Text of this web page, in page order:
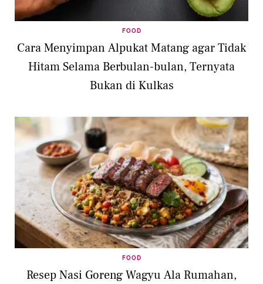
FOOD
Cara Menyimpan Alpukat Matang agar Tidak
Hitam Selama Berbulan-bulan, Ternyata
Bukan di Kulkas
FOOD
Resep Nasi Goreng Wagyu Ala Rumahan,